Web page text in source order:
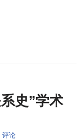
史”学术
评论